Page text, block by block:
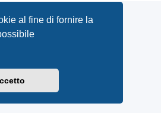
al fine di fornire la